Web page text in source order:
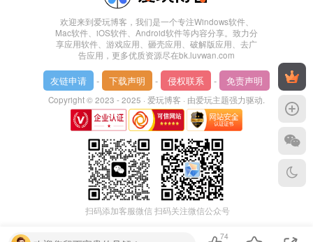
欢迎来到爱玩博客，我们是一个专注Windows软件、
Mac软件、iOS软件、Android软件等内容分享。致力分
享应用软件、游戏应用、砸壳应用、破解版应用、去广
告应用，更多优质资源尽在bk.luvwan.com
友链申请 - 下载声明 - 侵权联系 - 免责声明
Copyright © 2023 - 2025 · 爱玩博客 · 由爱玩主题强力驱动.
扫码添加客服微信扫码关注微信公众号
74